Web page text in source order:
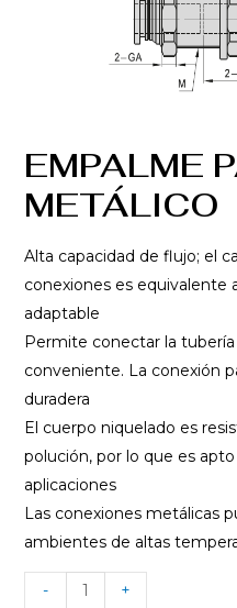
EMPALME
METÁLICO
Alta capacidad de flujo; el
conexiones es equivalente
adaptable
Permite conectar la
conveniente. La conexión
duradera
El cuerpo niquelado es
polución, por lo que es
aplicaciones
Las conexiones metálicas
ambientes de altas
- +